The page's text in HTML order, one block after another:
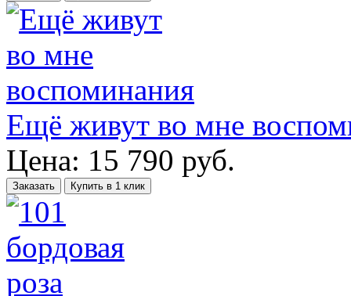
Ещё живут во мне
Цена: 15 790 руб.
Заказать Купить в 1 клик